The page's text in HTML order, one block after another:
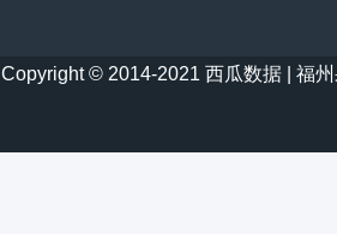
Copyright © 2014-2021 西瓜数据 | 福